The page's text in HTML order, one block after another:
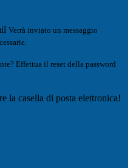
Verrà inviato un messaggio
Effettua il reset della password
la casella di posta elettronica!